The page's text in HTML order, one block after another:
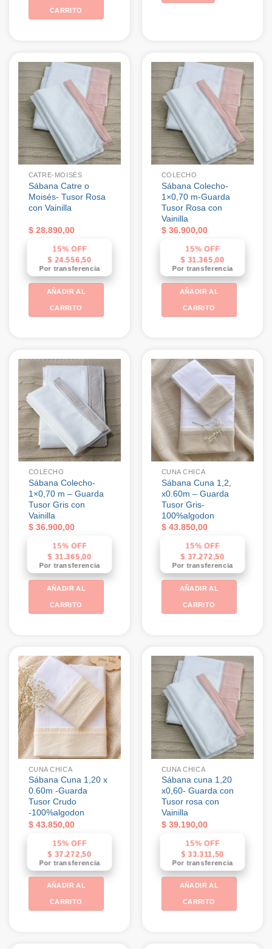
CARRITO
CATRE-MOISÉS
Sábana Catre o
Moisés- Tusor Rosa
con Vainilla
$28.890,00
15% OFF
$ 24.556,50
Por transferencia
AÑADIR AL
CARRITO
COLECHO
Sábana Colecho-
1×0,70 m-Guarda
Tusor Rosa con
Vainilla
$36.900,00
15% OFF
$ 31.365,00
Por transferencia
AÑADIR AL
CARRITO
COLECHO
Sábana Colecho-
1×0,70 m – Guarda
Tusor Gris con
Vainilla
$36.900,00
15% OFF
$ 31.365,00
Por transferencia
AÑADIR AL
CARRITO
CUNA CHICA
Sábana Cuna 1,2,
x0.60m – Guarda
Tusor Gris-
100%algodon
$43.850,00
15% OFF
$ 37.272,50
Por transferencia
AÑADIR AL
CARRITO
CUNA CHICA
Sábana Cuna 1,20 x
0.60m -Guarda
Tusor Crudo
-100%algodon
$43.850,00
15% OFF
$ 37.272,50
Por transferencia
AÑADIR AL
CARRITO
CUNA CHICA
Sábana cuna 1,20
x0,60- Guarda con
Tusor rosa con
Vainilla
$39.190,00
15% OFF
$ 33.311,50
Por transferencia
AÑADIR AL
CARRITO